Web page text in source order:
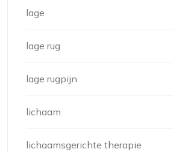
lage
lage rug
lage rugpijn
lichaam
lichaamsgerichte therapie